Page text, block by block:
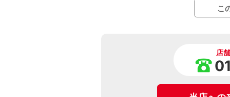
こ
店